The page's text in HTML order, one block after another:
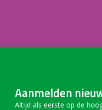
Aanmelden
Altijd als eerste op de